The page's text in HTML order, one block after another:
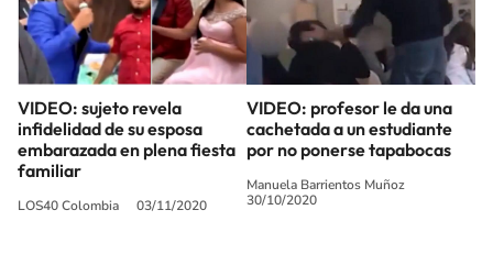
VIDEO: sujeto revela
infidelidad de su esposa
embarazada en plena fiesta
familiar
LOS40 Colombia 03/11/2020
VIDEO: profesor le da una
cachetada a un estudiante
por no ponerse tapabocas
Manuela Barrientos Muñoz
30/10/2020